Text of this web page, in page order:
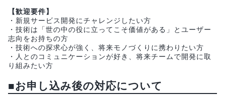
【歓迎要件】
・新規サービス開発にチャレンジしたい方
・技術は「世の中の役に立ってこそ価値がある」とユーザー
志向をお持ちの方
・技術への探求心が強く、将来モノづくりに携わりたい方
・人とのコミュニケーションが好き、将来チームで開発に取
り組みたい方
■お申し込み後の対応について